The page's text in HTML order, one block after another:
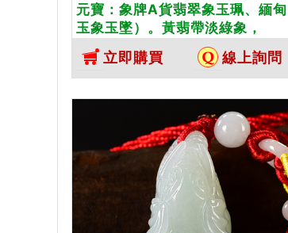
元寶：象牌A貨翡翠象玉珮、緬甸
玉象玉墜）。黃翡帶淡綠象，
EN001。客製化訂做各種翡翠象吊
墜玉珮項鍊。★附A貨翡翠雙證書
立即購買 線上詢問